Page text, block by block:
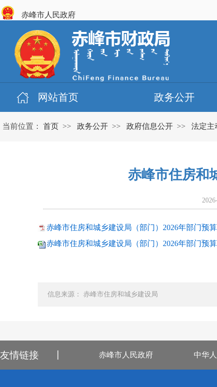
赤峰市人民政府
网站首页 政务公开
当前位置： 首页 >> 政务公开 >> 政府信息公开 >> 法定主
赤峰市住房和
赤峰市住房和城乡建设局（部门）2026年部门预
赤峰市住房和城乡建设局（部门）2026年部门预
信息来源： 赤峰市住房和城乡建设局
友情链接 赤峰市人民政府 中华